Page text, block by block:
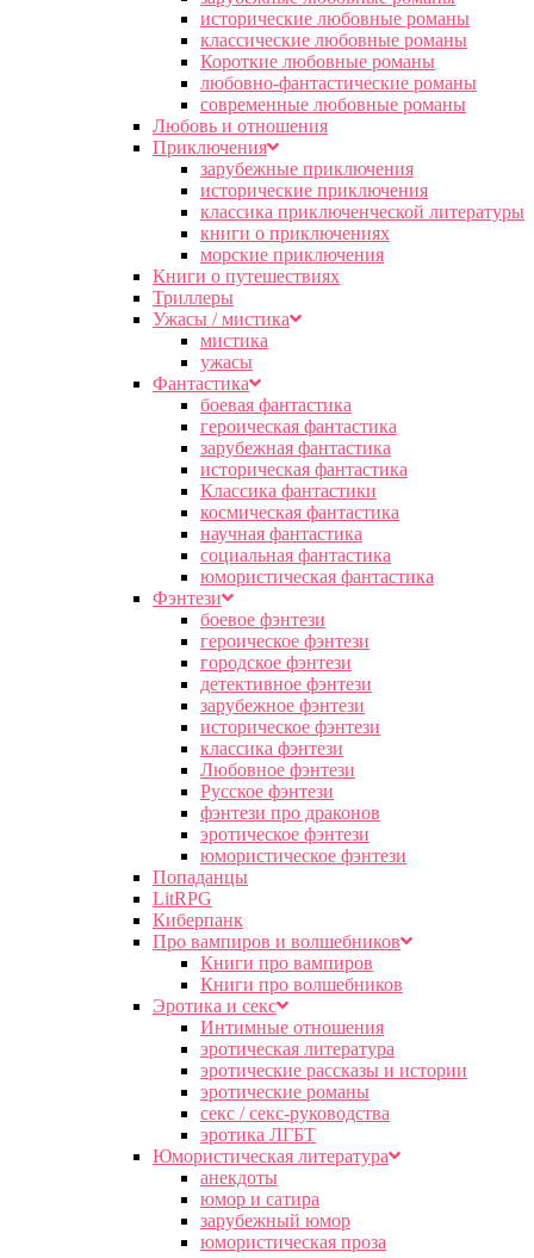
исторические любовные романы
классические любовные романы
Короткие любовные романы
любовно-фантастические романы
современные любовные романы
Любовь и отношения
Приключения
зарубежные приключения
исторические приключения
классика приключенческой литературы
книги о приключениях
морские приключения
Книги о путешествиях
Триллеры
Ужасы / мистика
мистика
ужасы
Фантастика
боевая фантастика
героическая фантастика
зарубежная фантастика
историческая фантастика
Классика фантастики
космическая фантастика
научная фантастика
социальная фантастика
юмористическая фантастика
Фэнтези
боевое фэнтези
героическое фэнтези
городское фэнтези
детективное фэнтези
зарубежное фэнтези
историческое фэнтези
классика фэнтези
Любовное фэнтези
Русское фэнтези
фэнтези про драконов
эротическое фэнтези
юмористическое фэнтези
Попаданцы
LitRPG
Киберпанк
Про вампиров и волшебников
Книги про вампиров
Книги про волшебников
Эротика и секс
Интимные отношения
эротическая литература
эротические рассказы и истории
эротические романы
секс / секс-руководства
эротика ЛГБТ
Юмористическая литература
анекдоты
юмор и сатира
зарубежный юмор
юмористическая проза